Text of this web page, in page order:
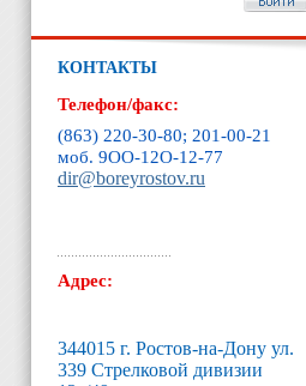
КОНТАКТЫ
Телефон/факс:
(863) 220-30-80; 201-00-21
моб. 9ОО-12O-12-77
dir@boreyrostov.ru
Адрес:
344015 г. Ростов-на-Дону ул.
339 Стрелковой дивизии